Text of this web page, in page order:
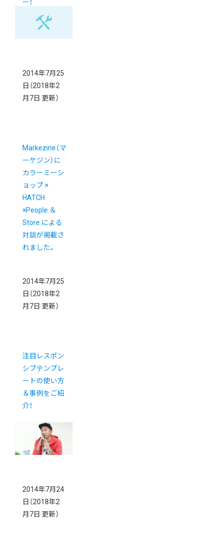
ー！
2014年7月25
日 （2018年2
月7日 更新）
Markezine（マ
ーケジン）に
カラーミーシ
ョップ ×
HATCH
×People ＆
Store による
対談が掲載さ
れました。
2014年7月25
日 （2018年2
月7日 更新）
注目レスポン
シブテンプレ
ートの使い方
＆事例をご紹
介！
2014年7月24
日 （2018年2
月7日 更新）